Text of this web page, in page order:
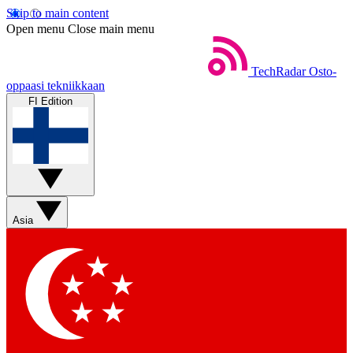
Skip to main content
Open menu Close main menu
TechRadar Osto-
oppaasi tekniikkaan
FI Edition
Asia